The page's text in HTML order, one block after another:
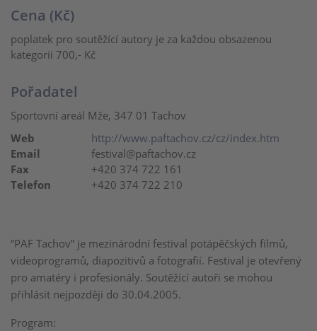
“PAF Tachov” je mezinárodní festival potápěčských filmů,
videoprogramů, diapozitivů a fotografií. Festival je otevřený
pro amatéry i profesionály. Soutěžící autoři se mohou
přihlásit nejpozději do 30.04.2005.
Program:
Cena (Kč)
poplatek pro soutěžící autory je za každou obsazenou
kategorii 700,- Kč
Pořadatel
Sportovní areál Mže, 347 01 Tachov
Web
http://www.paftachov.cz/cz/index.htm
Email
festival@paftachov.cz
Fax
+420 374 722 161
Telefon
+420 374 722 210